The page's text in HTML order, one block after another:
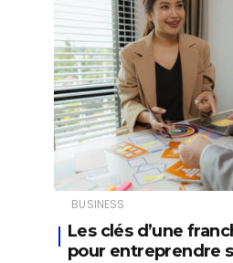
BUSINESS
Les clés d’une
pour entreprendre